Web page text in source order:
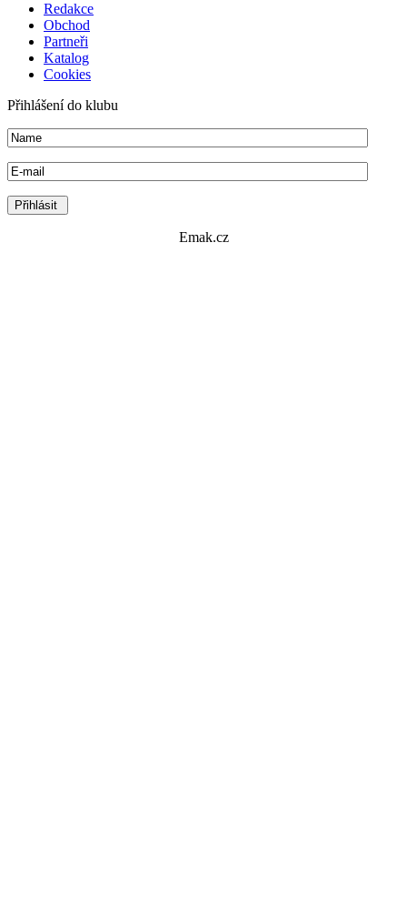
Redakce
Obchod
Partneři
Katalog
Cookies
Přihlášení do klubu
Emak.cz